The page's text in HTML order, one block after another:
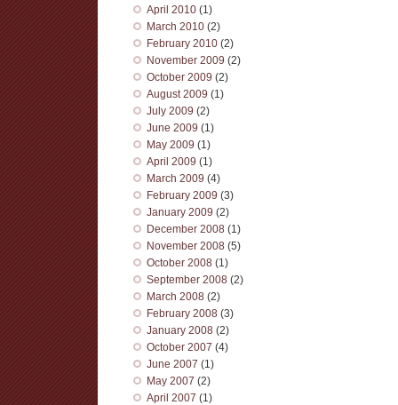
April 2010 (1)
March 2010 (2)
February 2010 (2)
November 2009 (2)
October 2009 (2)
August 2009 (1)
July 2009 (2)
June 2009 (1)
May 2009 (1)
April 2009 (1)
March 2009 (4)
February 2009 (3)
January 2009 (2)
December 2008 (1)
November 2008 (5)
October 2008 (1)
September 2008 (2)
March 2008 (2)
February 2008 (3)
January 2008 (2)
October 2007 (4)
June 2007 (1)
May 2007 (2)
April 2007 (1)